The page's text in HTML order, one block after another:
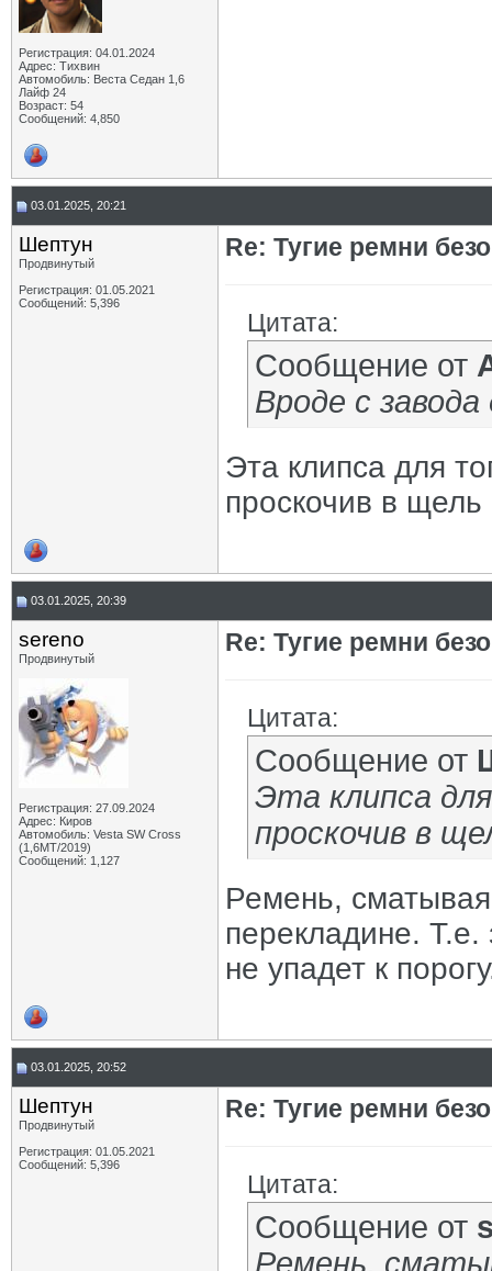
Регистрация: 04.01.2024
Адрес: Тихвин
Автомобиль: Веста Седан 1,6
Лайф 24
Возраст: 54
Сообщений: 4,850
03.01.2025, 20:21
Шептун
Продвинутый
Регистрация: 01.05.2021
Сообщений: 5,396
Re: Тугие ремни
Цитата:
Сообщение от
Вроде с
Эта клипса для
проскочив в
03.01.2025, 20:39
sereno
Продвинутый
Регистрация: 27.09.2024
Адрес: Киров
Автомобиль: Vesta SW Cross
(1,6МТ/2019)
Сообщений: 1,127
Re: Тугие ремни
Цитата:
Сообщение от
Эта клипса
проскочив в
Ремень,
перекладине.
не упадет к
03.01.2025, 20:52
Шептун
Продвинутый
Регистрация: 01.05.2021
Сообщений: 5,396
Re: Тугие ремни
Цитата:
Сообщение от
Ремень,